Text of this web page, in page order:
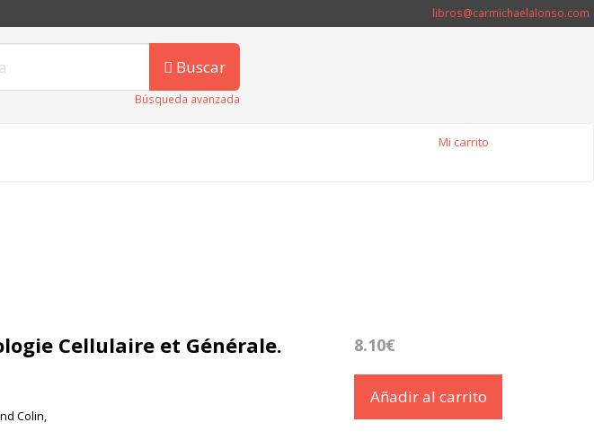
libros@carmichaelalonso.com
Buscar
Búsqueda avanzada
Mi carrito
Cellulaire et Générale.
Colin,
8.10€
Añadir al carrito